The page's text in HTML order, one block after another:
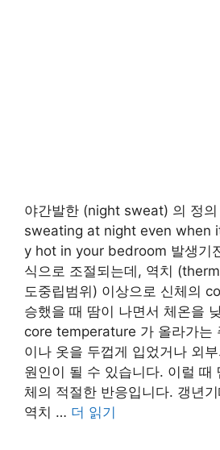
야간발한 (night sweat) 의 정의
sweating at night even when
y hot in your bedroom 발생기
식으로 조절되는데, 역치
도중립범위) 이상으로 신체의
승했을 때 땀이 나면서 체온을
core temperature 가 올라가는
이나 옷을 두껍게 입었거나 외
원인이 될 수 있습니다. 이럴 때
체의 적절한 반응입니다. 갱년
역치 … 더 읽기